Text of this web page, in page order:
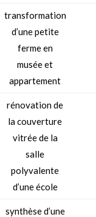
transformation
d’une petite
ferme en
musée et
appartement
rénovation de
la couverture
vitrée de la
salle
polyvalente
d’une école
synthèse d’une